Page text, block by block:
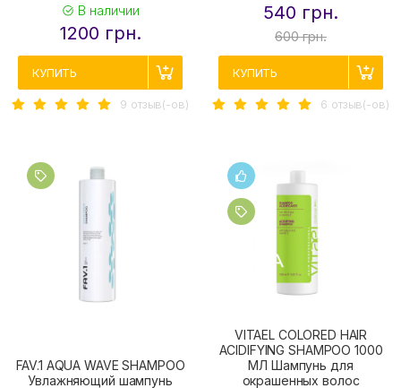
В наличии
1200 грн.
КУПИТЬ
9 отзыв(-ов)
540 грн.
600 грн.
КУПИТЬ
6 отзыв(-ов)
FAV.1 AQUA WAVE SHAMPOO
Увлажняющий шампунь
VITAEL COLORED HAIR
ACIDIFYING SHAMPOO 1000
МЛ Шампунь для
окрашенных волос